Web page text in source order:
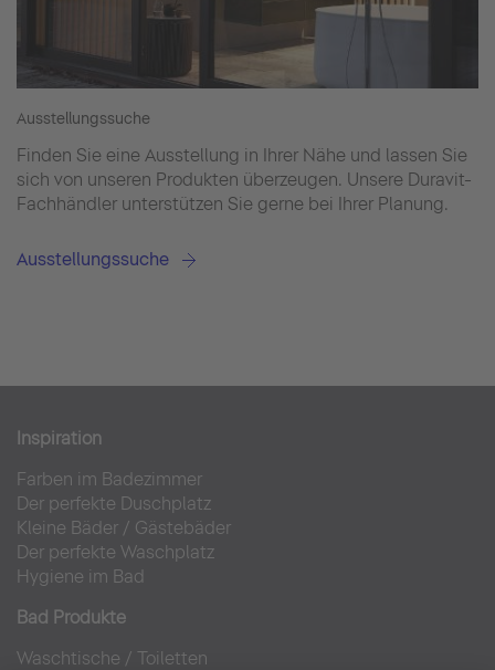
Ausstellungssuche
Finden Sie eine Ausstellung in Ihrer Nähe und lassen Sie
sich von unseren Produkten überzeugen. Unsere Duravit-
Fachhändler unterstützen Sie gerne bei Ihrer Planung.
Ausstellungssuche
Inspiration
Farben im Badezimmer
Der perfekte Duschplatz
Kleine Bäder / Gästebäder
Der perfekte Waschplatz
Hygiene im Bad
Bad Produkte
Waschtische / Toiletten